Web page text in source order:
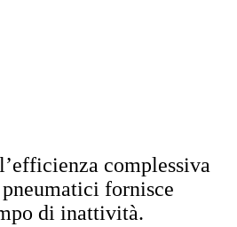
complessiva
fornisce
di inattività.